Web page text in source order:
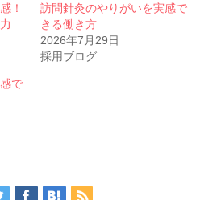
！
訪問針灸のやりがいを実感で
きる働き方
2026年7月29日
採用ブログ
で